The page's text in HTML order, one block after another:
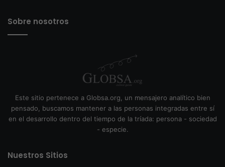
Sobre nosotros
Este sitio pertenece a Globsa.org, un mensajero analítico bien
pensado, buscamos mantener a las personas integradas entre sí
en el desarrollo dentro del tiempo de la tríada: persona - sociedad
- especie.
Nuestros Sitios